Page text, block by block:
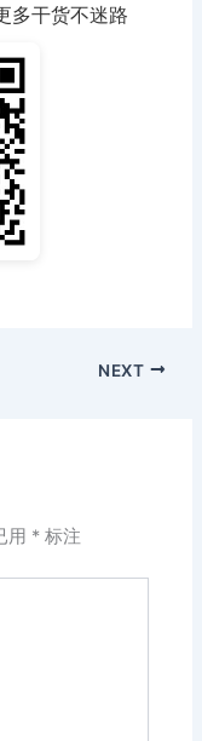
多干货不迷路
NEXT
用 * 标注